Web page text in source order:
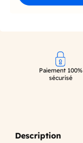
Paiement 100%
sécurisé
Description